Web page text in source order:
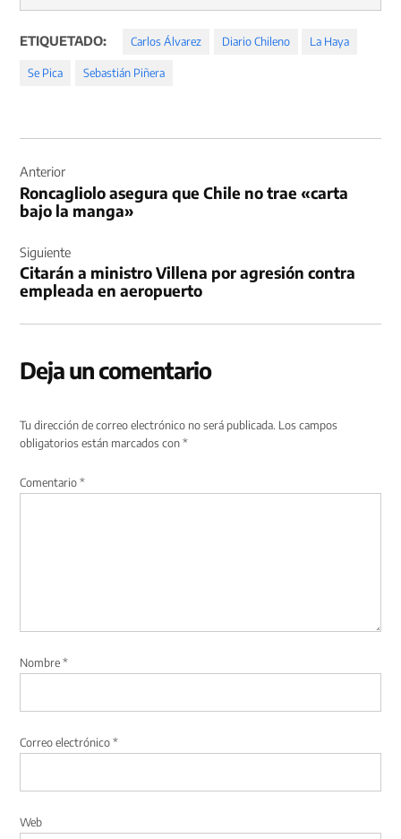
ETIQUETADO: Carlos Álvarez Diario Chileno La Haya
Se Pica Sebastián Piñera
de
entradas
Anterior
Roncagliolo asegura que Chile no trae «carta
bajo la manga»
Siguiente
Citarán a ministro Villena por agresión contra
empleada en aeropuerto
Deja un comentario
Tu dirección de correo electrónico no será publicada. Los campos
obligatorios están marcados con*
Comentario*
Nombre*
Correo electrónico*
Web